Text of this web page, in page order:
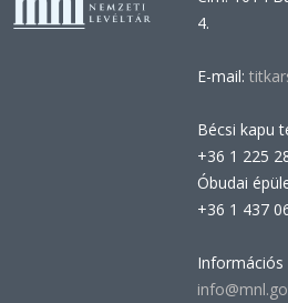
4.
E-mail:
Bécsi kapu
+36 1 225
Óbudai
+36 1 437
Információs